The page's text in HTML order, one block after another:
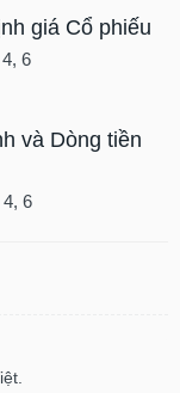
giá Cổ phiếu
6
và Dòng tiền
6